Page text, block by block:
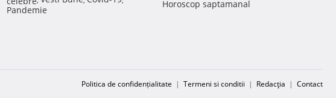
Pandemie
Horoscop saptamanal
Politica de confidențialitate | Termeni si conditii | Redacţia | Contact